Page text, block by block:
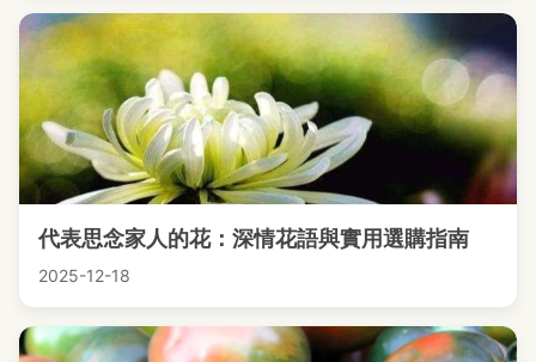
代表思念家人的花：深情花語與實用選購指南
2025-12-18